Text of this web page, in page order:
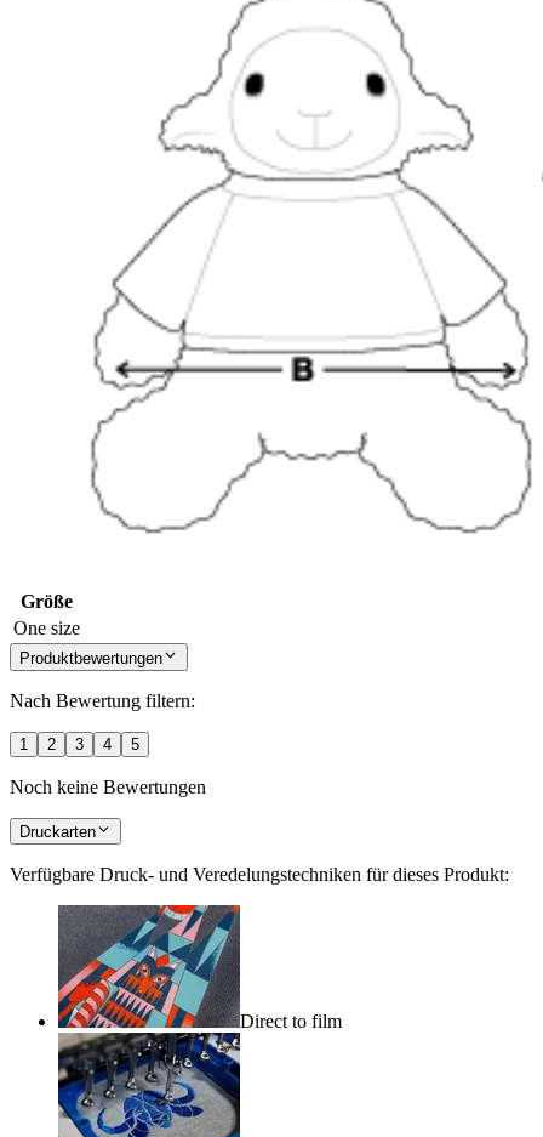
Größe
One size
Produktbewertungen
Nach Bewertung filtern:
1 2 3 4 5
Noch keine Bewertungen
Druckarten
Verfügbare Druck- und Veredelungstechniken für dieses Produkt:
Direct to film